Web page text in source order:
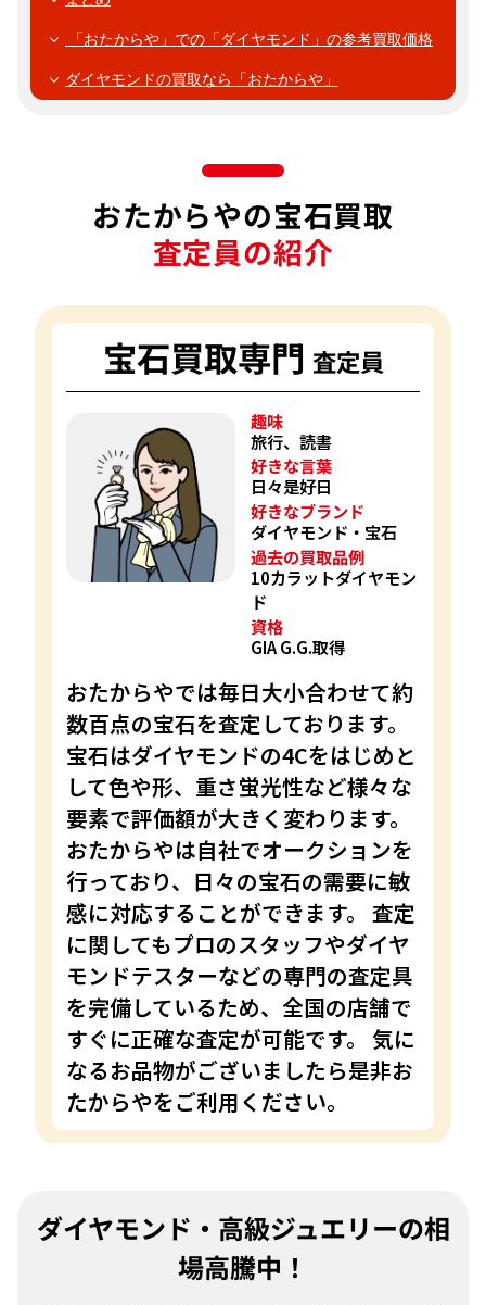
「おたからや」での「ダイヤモンド」の参考買取価格
ダイヤモンドの買取なら「おたからや」
おたからやの宝石買取
査定員の紹介
宝石買取専門 査定員
趣味
旅行、読書
好きな言葉
日々是好日
好きなブランド
ダイヤモンド・宝石
過去の買取品例
10カラットダイヤモン
ド
資格
GIA G.G.取得
おたからやでは毎日大小合わせて約
数百点の宝石を査定しております。
宝石はダイヤモンドの4Cをはじめと
して色や形、重さ蛍光性など様々な
要素で評価額が大きく変わります。
おたからやは自社でオークションを
行っており、日々の宝石の需要に敏
感に対応することができます。 査定
に関してもプロのスタッフやダイヤ
モンドテスターなどの専門の査定具
を完備しているため、全国の店舗で
すぐに正確な査定が可能です。 気に
なるお品物がございましたら是非お
たからやをご利用ください。
ダイヤモンド・高級ジュエリーの相
場高騰中！